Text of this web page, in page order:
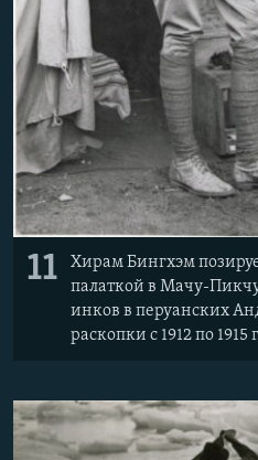
11
Хирам Бингхэм
палаткой в Мачу-
инков в перуанских
раскопки с 1912 по 1915